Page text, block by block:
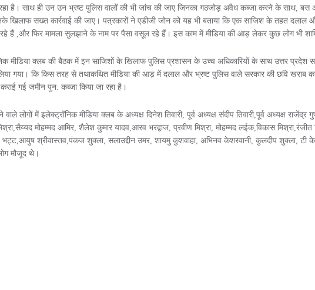
है। साथ ही उन उन भ्रष्ट पुलिस वालों की भी जांच की जाए जिनका गठजोड़ अवैध कब्जा करने के साथ,
खिलाफ सख्त कार्रवाई की जाए। पत्रकारों ने एडीजी जोन को यह भी बताया कि एक साजिश के तहत दलाल
हैं ,और फिर मामला सुलझाने के नाम पर पैसा वसूल रहे हैं। इस काम में मीडिया की आड़ लेकर कुछ लोग भी
मीडिया क्लब की बैठक में इन साजिशों के खिलाफ पुलिस प्रशासन के उच्च अधिकारियों के साथ उत्तर प्रदेश
गया। कि किस तरह से तथाकथित मीडिया की आड़ में दलाल और भ्रष्ट पुलिस वाले सरकार की छवि
गई जमीन पुन: कब्जा किया जा रहा है।
लोगों में इलेक्ट्रॉनिक मीडिया क्लब के अध्यक्ष दिनेश तिवारी, पूर्व अध्यक्ष संदीप तिवारी,पूर्व अध्यक्ष राजेंद्र
मोहम्मद आमिर, शैलेश कुमार यादव,आरव भरद्वाज, प्रवीण मिश्रा, मोहम्मद लईक,विकास मिश्रा,रंजीत
श्रीवास्तव,पंकज शुक्ला, सलाउद्दीन उमर, शायमु कुशवाहा, अभिनव केशरवानी, कुलदीप शुक्ला, टी के
मौजूद थे।